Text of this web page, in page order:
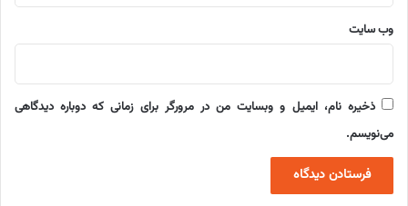
وب‌ سایت
ذخیره نام، ایمیل و وبسایت من در مرورگر برای زمانی که دوباره دیدگاهی
می‌نویسم.